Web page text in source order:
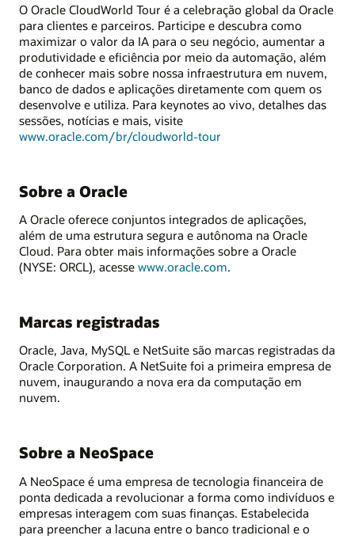
O Oracle CloudWorld Tour é a celebração global da Oracle
para clientes e parceiros. Participe e descubra como
maximizar o valor da IA para o seu negócio, aumentar a
produtividade e eficiência por meio da automação, além
de conhecer mais sobre nossa infraestrutura em nuvem,
banco de dados e aplicações diretamente com quem os
desenvolve e utiliza. Para keynotes ao vivo, detalhes das
sessões, notícias e mais, visite
www.oracle.com/br/cloudworld-tour
Sobre a Oracle
A Oracle oferece conjuntos integrados de aplicações,
além de uma estrutura segura e autônoma na Oracle
Cloud. Para obter mais informações sobre a Oracle
(NYSE: ORCL), acesse www.oracle.com.
Marcas registradas
Oracle, Java, MySQL e NetSuite são marcas registradas da
Oracle Corporation. A NetSuite foi a primeira empresa de
nuvem, inaugurando a nova era da computação em
nuvem.
Sobre a NeoSpace
A NeoSpace é uma empresa de tecnologia financeira de
ponta dedicada a revolucionar a forma como indivíduos e
empresas interagem com suas finanças. Estabelecida
para preencher a lacuna entre o banco tradicional e o